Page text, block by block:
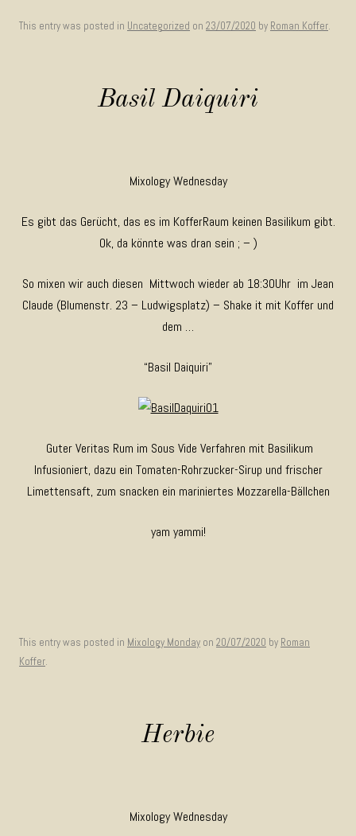
This entry was posted in Uncategorized on 23/07/2020 by Roman Koffer.
Basil Daiquiri
Mixology Wednesday
Es gibt das Gerücht, das es im KofferRaum keinen Basilikum gibt.
Ok, da könnte was dran sein ; – )
So mixen wir auch diesen Mittwoch wieder ab 18:30Uhr im Jean
Claude (Blumenstr. 23 – Ludwigsplatz) – Shake it mit Koffer und
dem …
“Basil Daiquiri”
Guter Veritas Rum im Sous Vide Verfahren mit Basilikum
Infusioniert, dazu ein Tomaten-Rohrzucker-Sirup und frischer
Limettensaft, zum snacken ein mariniertes Mozzarella-Bällchen
yam yammi!
This entry was posted in Mixology Monday on 20/07/2020 by Roman
Koffer.
Herbie
Mixology Wednesday